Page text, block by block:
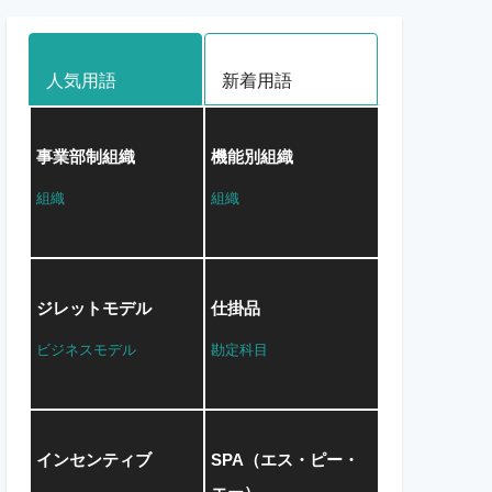
人気用語 新着用語
事業部制組織
組織
機能別組織
組織
ジレットモデル
ビジネスモデル
仕掛品
勘定科目
インセンティブ
SPA（エス・ピー・